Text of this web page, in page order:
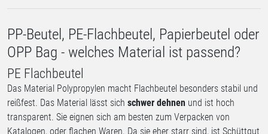
PP-Beutel, PE-Flachbeutel, Papierbeutel oder
OPP Bag - welches Material ist passend?
PE Flachbeutel
Das Material Polypropylen macht Flachbeutel besonders stabil und
reißfest. Das Material lässt sich schwer dehnen und ist hoch
transparent. Sie eignen sich am besten zum Verpacken von
Katalogen, oder flachen Waren. Da sie eher starr sind, ist Schüttgut